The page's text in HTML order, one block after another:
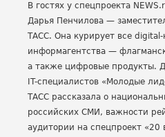
В гостях у спецпроекта
Дарья Пенчилова —
ТАСС. Она курирует все
информагентства —
а также цифровые продукты.
IT-специалистов «Молодые
ТАСС рассказала о
российских СМИ, важности
аудитории на спецпроект «20